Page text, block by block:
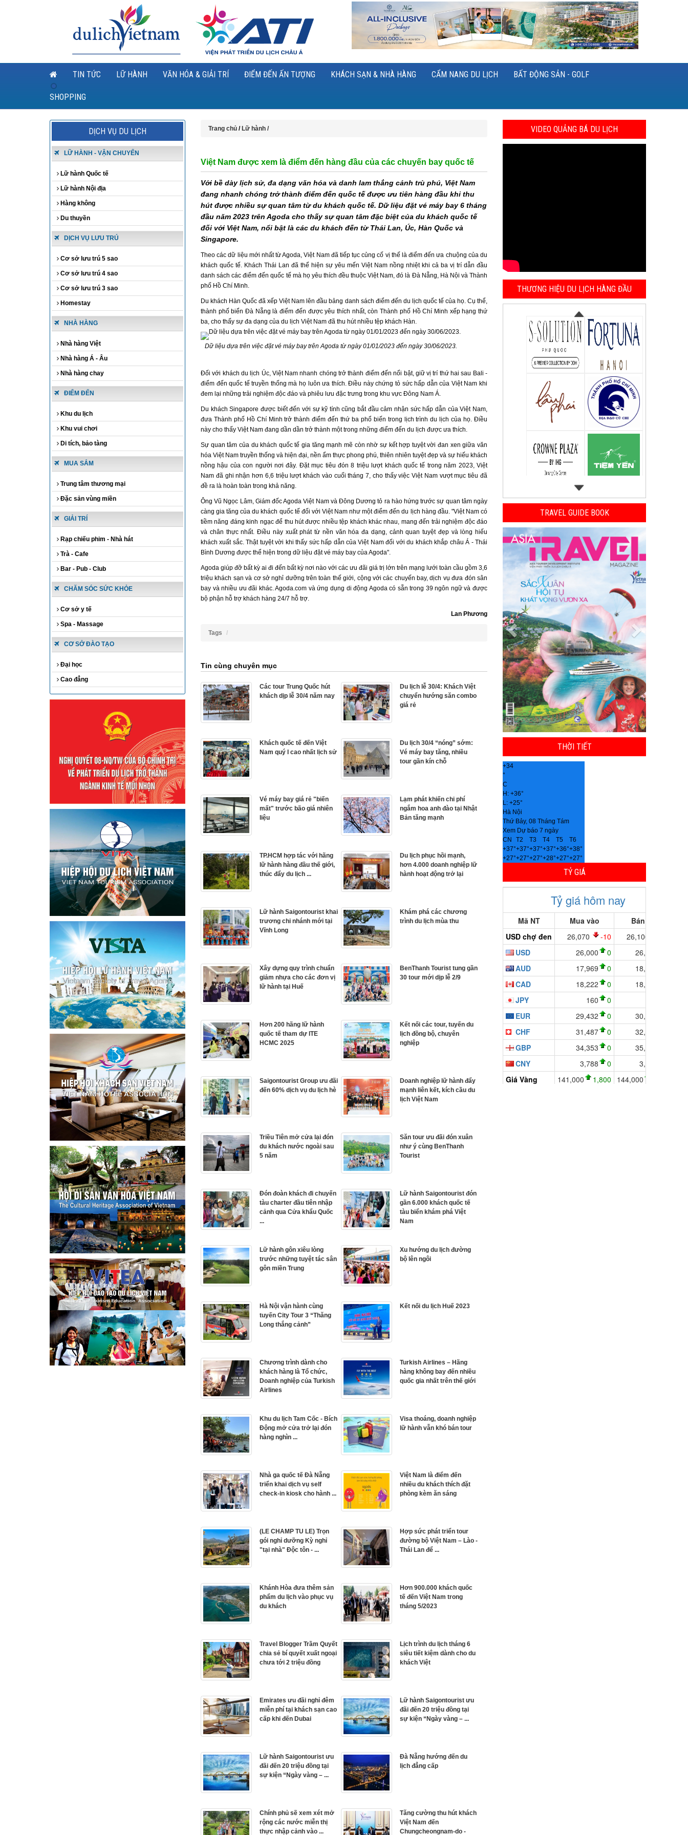
TIN TỨC LỮ HÀNH VĂN HÓA & GIẢI TRÍ ĐIỂM ĐẾN ẤN TƯỢNG KHÁCH SẠN & NHÀ HÀNG CẨM NANG DU LỊCH BẤT ĐỘNG SẢN - GOLF
SHOPPING
DỊCH VỤ DU LỊCH
LỮ HÀNH - VẬN CHUYỂN
Lữ hành Quốc tế
Lữ hành Nội địa
Hàng không
Du thuyền
DỊCH VỤ LƯU TRÚ
Cơ sở lưu trú 5 sao
Cơ sở lưu trú 4 sao
Cơ sở lưu trú 3 sao
Homestay
NHÀ HÀNG
Nhà hàng Việt
Nhà hàng Á - Âu
Nhà hàng chay
ĐIỂM ĐẾN
Khu du lịch
Khu vui chơi
Di tích, bảo tàng
MUA SẮM
Trung tâm thương mại
Đặc sản vùng miền
GIẢI TRÍ
Rạp chiếu phim - Nhà hát
Trà - Cafe
Bar - Pub - Club
CHĂM SÓC SỨC KHỎE
Cơ sở y tế
Spa - Massage
CƠ SỞ ĐÀO TẠO
Đại học
Cao đẳng
Trang chủ / Lữ hành /
Việt Nam được xem là điểm đến hàng đầu của các chuyến bay quốc tế
Với bề dày lịch sử, đa dạng văn hóa và danh lam thắng cảnh trù phú, Việt Nam
đang nhanh chóng trở thành điểm đến quốc tế được ưu tiên hàng đầu khi thu
hút được nhiều sự quan tâm từ du khách quốc tế. Dữ liệu đặt vé máy bay 6 tháng
đầu năm 2023 trên Agoda cho thấy sự quan tâm đặc biệt của du khách quốc tế
đối với Việt Nam, nổi bật là các du khách đến từ Thái Lan, Úc, Hàn Quốc và
Singapore.
Theo các dữ liệu mới nhất từ Agoda, Việt Nam đã tiếp tục củng cố vị thế là điểm đến ưa chuộng của du
khách quốc tế. Khách Thái Lan đã thể hiện sự yêu mến Việt Nam nồng nhiệt khi cả ba vị trí dẫn đầu
danh sách các điểm đến quốc tế mà họ yêu thích đều thuộc Việt Nam, đó là Đà Nẵng, Hà Nội và Thành
phố Hồ Chí Minh.
Du khách Hàn Quốc đã xếp Việt Nam lên đầu bảng danh sách điểm đến du lịch quốc tế của họ. Cụ thể,
thành phố biển Đà Nẵng là điểm đến được yêu thích nhất, còn Thành phố Hồ Chí Minh xếp hạng thứ
ba, cho thấy sự đa dạng của du lịch Việt Nam đã thu hút nhiều tệp khách Hàn.
Dữ liệu dựa trên việc đặt vé máy bay trên Agoda từ ngày 01/01/2023 đến ngày 30/06/2023.
Đối với khách du lịch Úc, Việt Nam nhanh chóng trở thành điểm đến nổi bật, giữ vị trí thứ hai sau Bali -
điểm đến quốc tế truyền thống mà họ luôn ưa thích. Điều này chứng tỏ sức hấp dẫn của Việt Nam khi
đem lại những trải nghiệm độc đáo và phiêu lưu đặc trưng trong khu vực Đông Nam Á.
Du khách Singapore được biết đến với sự kỹ tính cũng bắt đầu cảm nhận sức hấp dẫn của Việt Nam,
đưa Thành phố Hồ Chí Minh trở thành điểm đến thứ ba phổ biến trong lịch trình du lịch của họ. Điều
này cho thấy Việt Nam đang dần dần trở thành một trong những điểm đến du lịch được ưa thích.
Sự quan tâm của du khách quốc tế gia tăng mạnh mẽ còn nhờ sự kết hợp tuyệt vời đan xen giữa văn
hóa Việt Nam truyền thống và hiện đại, nền ẩm thực phong phú, thiên nhiên tuyệt đẹp và sự hiếu khách
nồng hậu của con người nơi đây. Đặt mục tiêu đón 8 triệu lượt khách quốc tế trong năm 2023, Việt
Nam đã ghi nhận hơn 6,6 triệu lượt khách vào cuối tháng 7, cho thấy việc Việt Nam vượt mục tiêu đã
đề ra là hoàn toàn trong khả năng.
Ông Vũ Ngọc Lâm, Giám đốc Agoda Việt Nam và Đông Dương tỏ ra hào hứng trước sự quan tâm ngày
càng gia tăng của du khách quốc tế đối với Việt Nam như một điểm đến du lịch hàng đầu. "Việt Nam có
tiềm năng đáng kinh ngạc để thu hút được nhiều tệp khách khác nhau, mang đến trải nghiệm độc đáo
và chân thực nhất. Điều này xuất phát từ nền văn hóa đa dạng, cảnh quan tuyệt đẹp và lòng hiếu
khách xuất sắc. Thật tuyệt vời khi thấy sức hấp dẫn của Việt Nam đối với du khách khắp châu Á - Thái
Bình Dương được thể hiện trong dữ liệu đặt vé máy bay của Agoda".
Agoda giúp đỡ bất kỳ ai đi đến bất kỳ nơi nào với các ưu đãi giá trị lớn trên mạng lưới toàn cầu gồm 3,6
triệu khách sạn và cơ sở nghỉ dưỡng trên toàn thế giới, cộng với các chuyến bay, dịch vụ đưa đón sân
bay và nhiều ưu đãi khác. Agoda.com và ứng dụng di động Agoda có sẵn trong 39 ngôn ngữ và được
bộ phận hỗ trợ khách hàng 24/7 hỗ trợ.
Lan Phương
Tags
Tin cùng chuyên mục
Các tour Trung Quốc hút
khách dịp lễ 30/4 năm nay
Du lịch lễ 30/4: Khách Việt
chuyển hướng săn combo
giá rẻ
Khách quốc tế đến Việt
Nam quý I cao nhất lịch sử
Du lịch 30/4 “nóng” sớm:
Vé máy bay tăng, nhiều
tour gần kín chỗ
Vé máy bay giá rẻ "biến
mất" trước bão giá nhiên
liệu
Lạm phát khiến chi phí
ngắm hoa anh đào tại Nhật
Bản tăng mạnh
TP.HCM hợp tác với hãng
lữ hành hàng đầu thế giới,
thúc đẩy du lịch ...
Du lịch phục hồi mạnh,
hơn 4.000 doanh nghiệp lữ
hành hoạt động trở lại
Lữ hành Saigontourist khai
trương chi nhánh mới tại
Vĩnh Long
Khám phá các chương
trình du lịch mùa thu
Xây dựng quy trình chuẩn
giảm nhựa cho các đơn vị
lữ hành tại Huế
BenThanh Tourist tung gần
30 tour mới dịp lễ 2/9
Hơn 200 hãng lữ hành
quốc tế tham dự ITE
HCMC 2025
Kết nối các tour, tuyến du
lịch đồng bộ, chuyên
nghiệp
Saigontourist Group ưu đãi
đến 60% dịch vụ du lịch hè
Doanh nghiệp lữ hành đẩy
mạnh liên kết, kích cầu du
lịch Việt Nam
Triều Tiên mở cửa lại đón
du khách nước ngoài sau
5 năm
Săn tour ưu đãi đón xuân
như ý cùng BenThanh
Tourist
Đón đoàn khách đi chuyến
tàu charter đầu tiên nhập
cảnh qua Cửa khẩu Quốc
...
Lữ hành Saigontourist đón
gần 6.000 khách quốc tế
tàu biển khám phá Việt
Nam
Lữ hành gôn xiêu lòng
trước những tuyệt tác sân
gôn miền Trung
Xu hướng du lịch đường
bộ lên ngôi
Hà Nội vận hành cùng
tuyến City Tour 3 “Thăng
Long thắng cảnh”
Kết nối du lịch Huế 2023
Chương trình dành cho
khách hàng là Tổ chức,
Doanh nghiệp của Turkish
Airlines
Turkish Airlines – Hãng
hàng không bay đến nhiều
quốc gia nhất trên thế giới
Khu du lịch Tam Cốc - Bích
Động mở cửa trở lại đón
hàng nghìn ...
Visa thoáng, doanh nghiệp
lữ hành vẫn khó bán tour
Nhà ga quốc tế Đà Nẵng
triển khai dịch vụ self
check-in kiosk cho hành ...
Việt Nam là điểm đến
nhiều du khách thích đặt
phòng kèm ăn sáng
(LE CHAMP TU LE) Trọn
gói nghỉ dưỡng Kỳ nghỉ
"tại nhà" Độc tôn - ...
Hợp sức phát triển tour
đường bộ Việt Nam – Lào -
Thái Lan để ...
Khánh Hòa đưa thêm sản
phẩm du lịch vào phục vụ
du khách
Hơn 900.000 khách quốc
tế đến Việt Nam trong
tháng 5/2023
Travel Blogger Trầm Quyết
chia sẻ bí quyết xuất ngoại
chưa tới 2 triệu đồng
Lịch trình du lịch tháng 6
siêu tiết kiệm dành cho du
khách Việt
Emirates ưu đãi nghỉ đêm
miễn phí tại khách sạn cao
cấp khi đến Dubai
Lữ hành Saigontourist ưu
đãi đến 20 triệu đồng tại
sự kiện “Ngày vàng – ...
Lữ hành Saigontourist ưu
đãi đến 20 triệu đồng tại
sự kiện “Ngày vàng – ...
Đà Nẵng hướng đến du
lịch đẳng cấp
Chính phủ sẽ xem xét mở
rộng các nước miễn thị
thực nhập cảnh vào ...
Tăng cường thu hút khách
Việt Nam đến
Chungcheongnam-do -
VIDEO QUẢNG BÁ DU LỊCH
THƯƠNG HIỆU DU LỊCH HÀNG ĐẦU
TRAVEL GUIDE BOOK
Previous
THỜI TIẾT
+34
°
C
H: +36°
L: +25°
Hà Nội
Thứ Bảy, 08 Tháng Tám
Xem Dự báo 7 ngày
CN
T2 T3 T4 T5
T6
+37°+37°+37°+37°+36°+38°
+27°+27°+27°+28°+27°+27°
TỶ GIÁ